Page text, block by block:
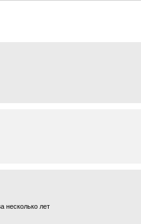
несколько лет